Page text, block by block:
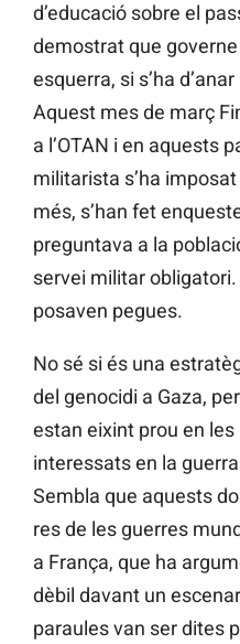
d’educació sobre el
demostrat que
esquerra, si s’ha
Aquest mes de març
a l’OTAN i en aquests
militarista s’ha
més, s’han fet
preguntava a la
servei militar
posaven pegues.
No sé si és una
del genocidi a Gaza,
estan eixint prou en
interessats en la
Sembla que aquests
res de les guerres
a França, que ha
dèbil davant un
paraules van ser dites